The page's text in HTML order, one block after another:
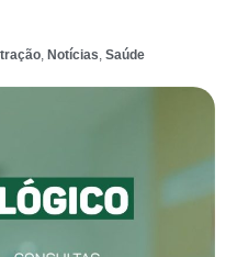
, Notícias, Saúde